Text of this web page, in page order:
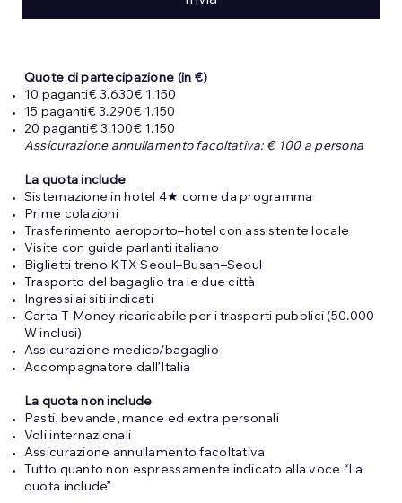
Quote di partecipazione (in €)
10 paganti€ 3.630€ 1.150
15 paganti€ 3.290€ 1.150
20 paganti€ 3.100€ 1.150
Assicurazione annullamento facoltativa: € 100 a persona
La quota include
Sistemazione in hotel 4★ come da programma
Prime colazioni
Trasferimento aeroporto–hotel con assistente locale
Visite con guide parlanti italiano
Biglietti treno KTX Seoul–Busan–Seoul
Trasporto del bagaglio tra le due città
Ingressi ai siti indicati
Carta T-Money ricaricabile per i trasporti pubblici (50.000
W inclusi)
Assicurazione medico/bagaglio
Accompagnatore dall’Italia
La quota non include
Pasti, bevande, mance ed extra personali
Voli internazionali
Assicurazione annullamento facoltativa
Tutto quanto non espressamente indicato alla voce “La
quota include”